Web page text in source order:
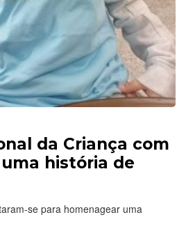
da Criança com
uma história de
se para homenagear uma